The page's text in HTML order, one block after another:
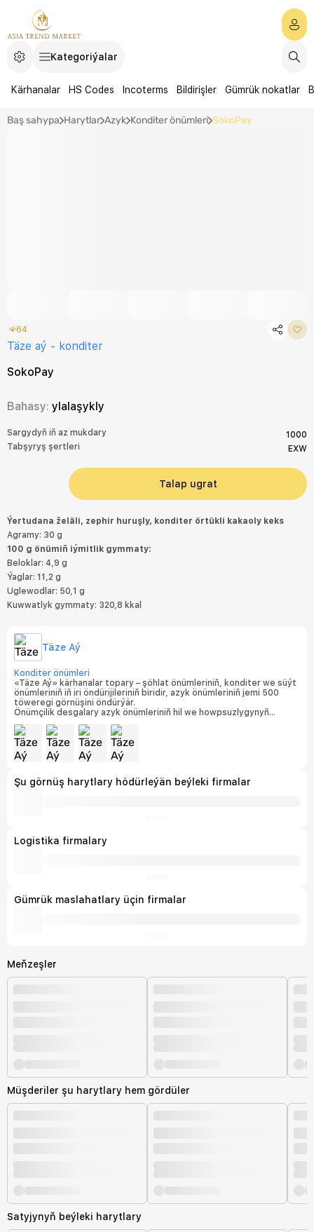
Kärhanalar HS Codes Incoterms Bildirişler Gümrük nokatlar
Kategoriýalar
Baş sahypa Harytlar Azyk Konditer önümleri SokoPay
Täze aý - konditer
64
SokoPay
Bahasy: ylalaşykly
Sargydyň iň az mukdary
1000
Tabşyryş şertleri
EXW
Talap ugrat
Ýertudana želäli, zephir huruşly, konditer örtükli kakaoly keks
Agramy: 30 g
100 g önümiň iýmitlik gymmaty:
Beloklar: 4,9 g
Ýaglar: 11,2 g
Uglewodlar: 50,1 g
Kuwwatlyk gymmaty: 320,8 kkal
Meňzeşler
Müşderiler şu harytlary hem gördüler
Satyjynyň beýleki harytlary
Täze Aý
Konditer önümleri
«Täze Aý» kärhanalar topary – şöhlat önümleriniň, konditer we süýt
önümleriniň iň iri öndürijileriniň biridir, azyk önümleriniň jemi 500
töweregi görnüşini öndürýär.
Önümçilik desgalary azyk önümleriniň hil we howpsuzlygynyň
halkara standartlarynyň talaplaryna laýyklykda
sertifikatlaşdyrylandyr. Kärhanalarda ISO 9001:2015 talaplaryna
laýyk gelýän hil dolandyryş ulgamy hem-de ISO 22000:2018 azyk
önümleriniň howpsuzlygyny dolandyrmak ulgamy işläp gelýär, bu
bolsa her bir fabrigiň degişlilyk şahadatnamalarynyň bolmagy bilen
Şu görnüş harytlary hödürleýän beýleki firmalar
Logistika firmalary
Gümrük maslahatlary üçin firmalar